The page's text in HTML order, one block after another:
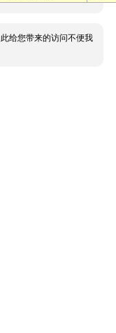
给您带来的访问不便我